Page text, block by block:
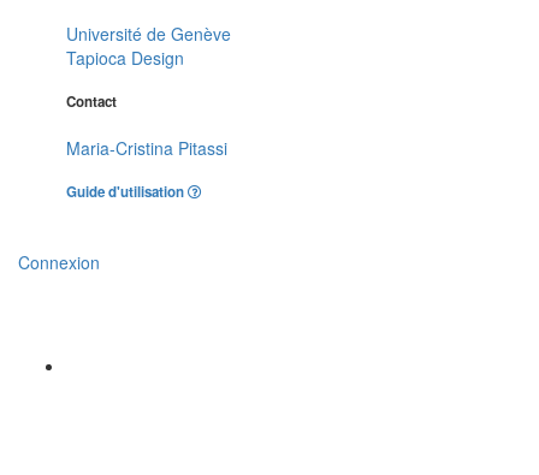
Université de Genève
Tapioca Design
Contact
Maria-Cristina Pitassi
Guide d'utilisation
Connexion